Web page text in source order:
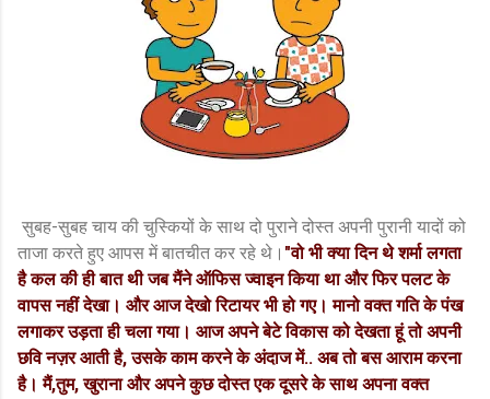
सुबह-सुबह चाय की चुस्कियों के साथ दो पुराने दोस्त अपनी पुरानी यादों को
ताजा करते हुए आपस में बातचीत कर रहे थे। "वो भी क्या दिन थे शर्मा लगता
है कल की ही बात थी जब मैंने ऑफिस ज्वाइन किया था और फिर पलट के
वापस नहीं देखा। और आज देखो रिटायर भी हो गए। मानो वक्त गति के पंख
लगाकर उड़ता ही चला गया। आज अपने बेटे विकास को देखता हूं तो अपनी
छवि नज़र आती है, उसके काम करने के अंदाज में.. अब तो बस आराम करना
है। मैं,तुम, खुराना और अपने कुछ दोस्त एक दूसरे के साथ अपना वक्त